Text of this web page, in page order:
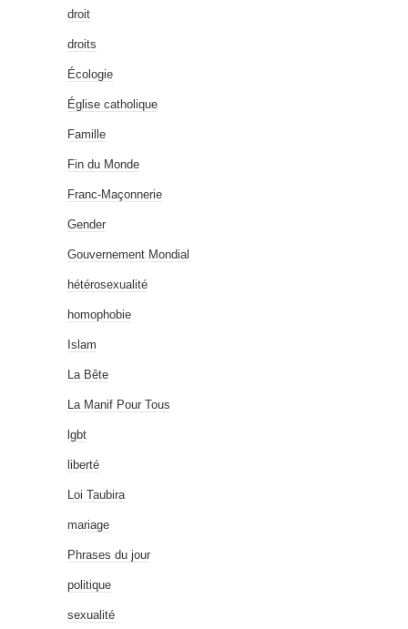
droit
droits
Écologie
Église catholique
Famille
Fin du Monde
Franc-Maçonnerie
Gender
Gouvernement Mondial
hétérosexualité
homophobie
Islam
La Bête
La Manif Pour Tous
lgbt
liberté
Loi Taubira
mariage
Phrases du jour
politique
sexualité